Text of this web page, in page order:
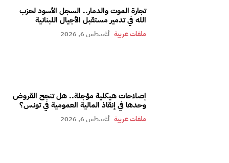
تجارة الموت والدمار.. السجل الأسود لحزب
الله في تدمير مستقبل الأجيال اللبنانية
ملفات عربية أغسطس 6, 2026
إصلاحات هيكلية مؤجلة.. هل تنجح القروض
وحدها في إنقاذ المالية العمومية في تونس؟
ملفات عربية أغسطس 6, 2026